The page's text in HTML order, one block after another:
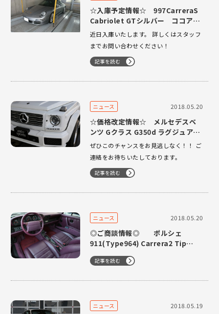
☆入庫予定情報☆ 997CarreraS
Cabriolet GTシルバー ココアイ
ンテリア 17800km
近日入庫いたします。 詳しくはスタッフ
までお問い合わせください！
記事を読む
ニュース 2018.05.20
☆価格改定情報☆ メルセデスベ
ンツ Gクラス G350d ラグジュアリ
ーPKG サイドビューカメラ 1オー
ナー
ぜひこのチャンスをお見逃しなく！！ ご
連絡をお待ちいたしております。
記事を読む
ニュース 2018.05.20
◎ご商談情報◎ ポルシェ
911(Type964) Carrera2 Tip
92Model マゼンタインテリア
記事を読む
ニュース 2018.05.19